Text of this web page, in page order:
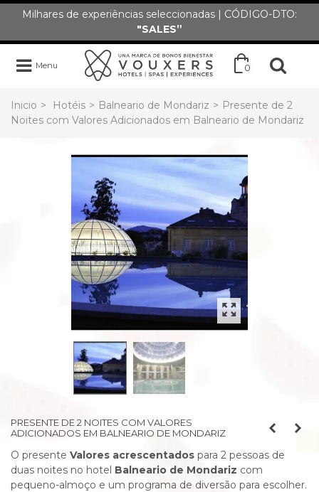
Milhares de experiências seleccionadas | CÓDIGO-DTO:
"SALES”
Menu 0
Inicio > Hotéis > Balneario de Mondariz > Presente de 2
Noites com Valores Adicionados em Balneario de Mondariz
PRESENTE DE 2 NOITES COM VALORES
ADICIONADOS EM BALNEARIO DE MONDARIZ
O presente Valores acrescentados para 2 pessoas de
duas noites no hotel Balneario de Mondariz com
pequeno-almoço e um programa de diversão para escolher.